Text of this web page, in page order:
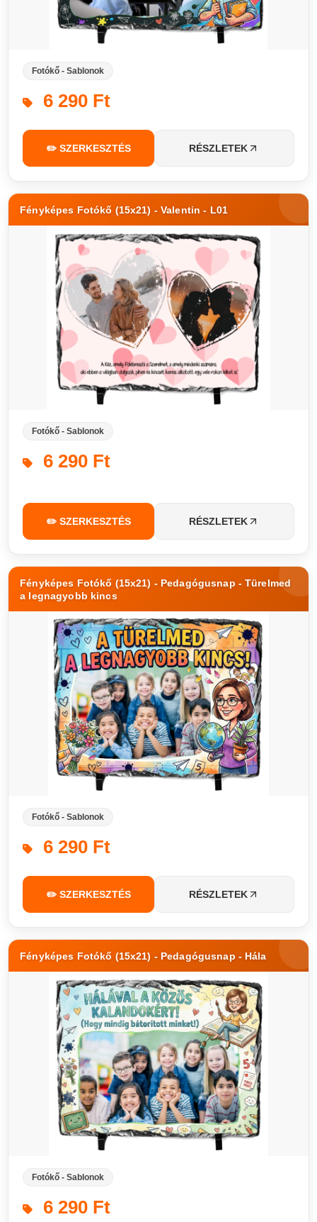
Fotókő - Sablonok
6 290 Ft
✏️ SZERKESZTÉS RÉSZLETEK
Fényképes Fotókő (15x21) - Valentin - L01
Fotókő - Sablonok
6 290 Ft
✏️ SZERKESZTÉS RÉSZLETEK
Fényképes Fotókő (15x21) - Pedagógusnap - Türelmed
a legnagyobb kincs
Fotókő - Sablonok
6 290 Ft
✏️ SZERKESZTÉS RÉSZLETEK
Fényképes Fotókő (15x21) - Pedagógusnap - Hála
Fotókő - Sablonok
6 290 Ft